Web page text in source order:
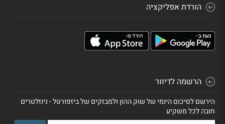
הורדת אפליקציה
הרשמה לדיוור
הירשם לסיכום היומי של שוק ההון ולמבזקים של ביזפורטל - ניוזלטרים
חובה לכל משקיע